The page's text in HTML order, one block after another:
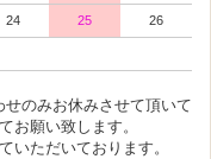
24 25 26
のみお休みさせて頂いて
お願い致します。
いただいております。